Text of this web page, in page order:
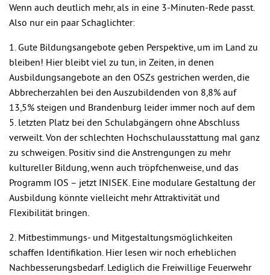
Wenn auch deutlich mehr, als in eine 3-Minuten-Rede passt.
Also nur ein paar Schaglichter:
1. Gute Bildungsangebote geben Perspektive, um im Land zu
bleiben! Hier bleibt viel zu tun, in Zeiten, in denen
Ausbildungsangebote an den OSZs gestrichen werden, die
Abbrecherzahlen bei den Auszubildenden von 8,8% auf
13,5% steigen und Brandenburg leider immer noch auf dem
5. letzten Platz bei den Schulabgängern ohne Abschluss
verweilt. Von der schlechten Hochschulausstattung mal ganz
zu schweigen. Positiv sind die Anstrengungen zu mehr
kultureller Bildung, wenn auch tröpfchenweise, und das
Programm IOS – jetzt INISEK. Eine modulare Gestaltung der
Ausbildung könnte vielleicht mehr Attraktivität und
Flexibilität bringen.
2. Mitbestimmungs- und Mitgestaltungsmöglichkeiten
schaffen Identifikation. Hier lesen wir noch erheblichen
Nachbesserungsbedarf. Lediglich die Freiwillige Feuerwehr